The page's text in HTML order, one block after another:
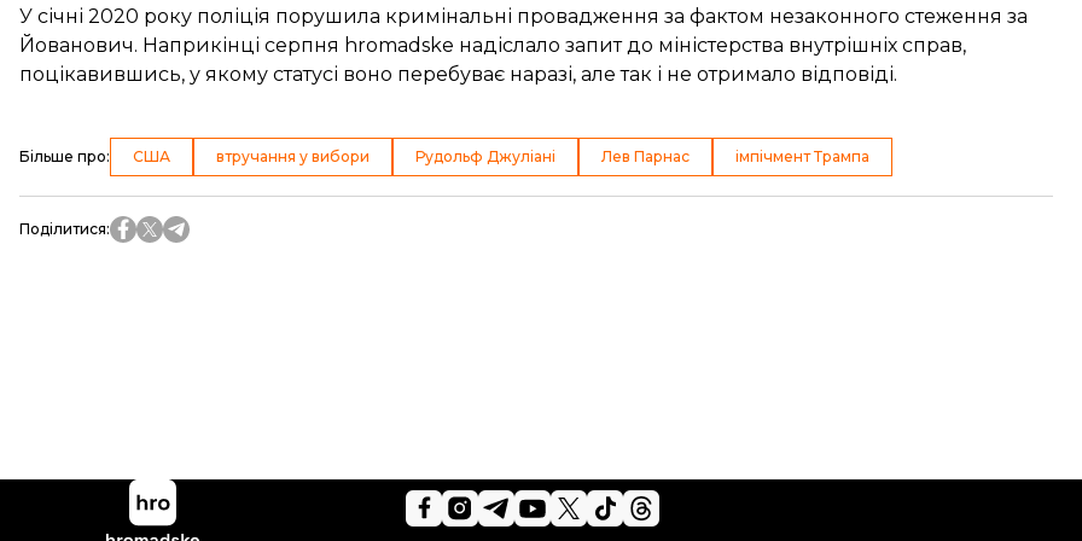
У січні 2020 року поліція порушила кримінальні провадження за фактом незаконного стеження за
Йованович. Наприкінці серпня hromadske надіслало запит до міністерства внутрішніх справ,
поцікавившись, у якому статусі воно перебуває наразі, але так і не отримало відповіді.
Більше про: США втручання у вибори Рудольф Джуліані Лев Парнас імпічмент Трампа
Поділитися: